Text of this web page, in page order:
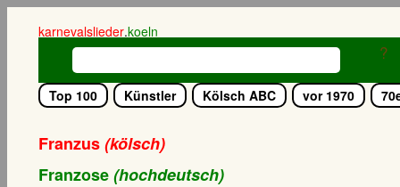
karnevalslieder.koeln
?
Top 100 Künstler Kölsch ABC vor 1970
Franzus(kölsch)
Franzose(hochdeutsch)